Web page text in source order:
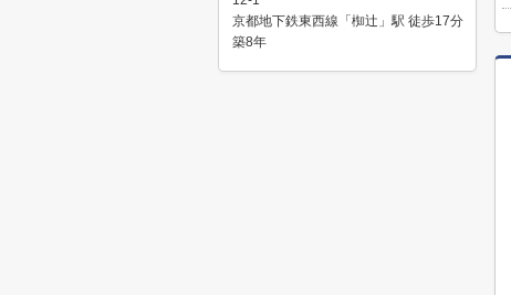
京都地下鉄東西線「椥辻」駅 徒歩17分
築8年